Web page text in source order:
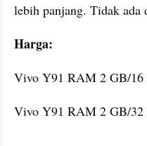
lebih panjang. Tidak ada
Harga:
Vivo Y91 RAM 2 GB/16
Vivo Y91 RAM 2 GB/32